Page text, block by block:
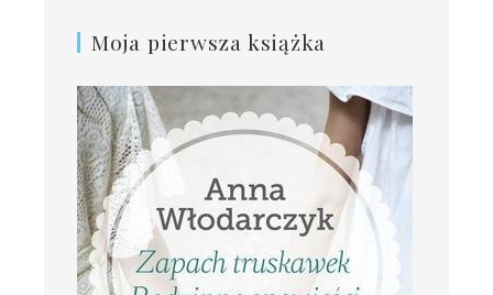
Moja pierwsza książka